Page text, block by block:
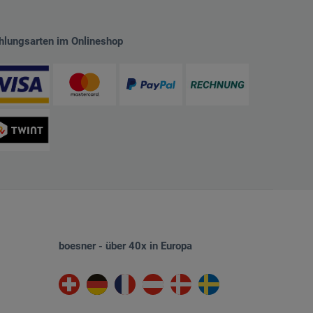
im Onlineshop
boesner - über 40x in Europa